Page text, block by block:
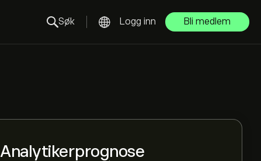
Søk Logg inn Bli medlem
Analytikerprognose